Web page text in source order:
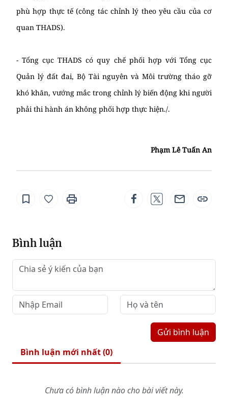
phù hợp thực tế (công tác chỉnh lý theo yêu cầu của cơ
quan THADS).
- Tổng cục THADS có quy chế phối hợp với Tổng cục
Quản lý đất đai, Bộ Tài nguyên và Môi trường tháo gỡ
khó khăn, vướng mắc trong chỉnh lý biến động khi người
phải thi hành án không phối hợp thực hiện./.
Phạm Lê Tuấn An
Bình luận
Gửi bình luận
Bình luận mới nhất (0)
Chưa có bình luận nào cho bài viết này.